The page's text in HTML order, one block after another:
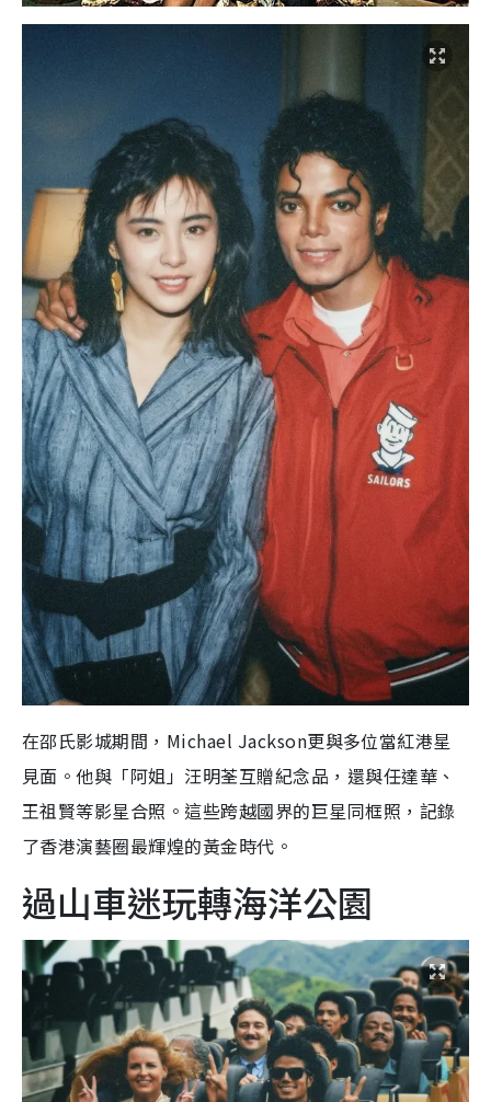
在邵氏影城期間，Michael Jackson更與多位當紅港星
見面。他與「阿姐」汪明荃互贈紀念品，還與任達華、
王祖賢等影星合照。這些跨越國界的巨星同框照，記錄
了香港演藝圈最輝煌的黃金時代。
過山車迷玩轉海洋公園